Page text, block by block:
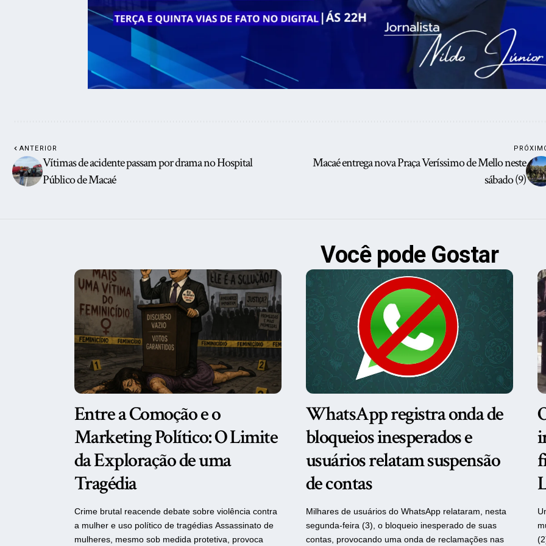
ANTERIOR
Vítimas de acidente passam por drama no Hospital
Público de Macaé
Macaé entrega nova Praça Veríssimo de Mello neste
sábado (9)
Você pode Gostar
Entre a Comoção e o
Marketing Político: O Limite
da Exploração de uma
Tragédia
Crime brutal reacende debate sobre violência contra
a mulher e uso político de tragédias Assassinato de
mulheres, mesmo sob medida protetiva, provoca
WhatsApp registra onda de
bloqueios inesperados e
usuários relatam suspensão
de contas
Milhares de usuários do WhatsApp relataram, nesta
segunda-feira (3), o bloqueio inesperado de suas
contas, provocando uma onda de reclamações nas